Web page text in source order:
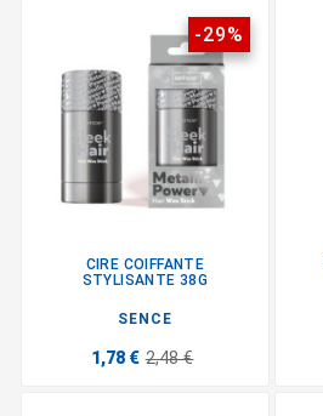
-29%
CIRE COIFFANTE
STYLISANTE 38G
SENCE
1,78 € 2,48 €